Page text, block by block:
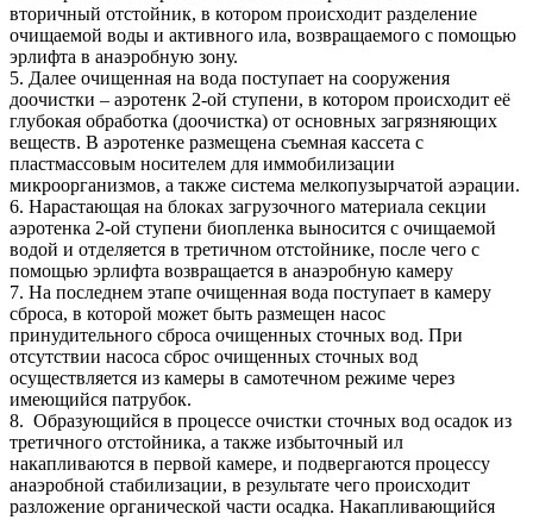
вторичный отстойник, в котором происходит разделение
очищаемой воды и активного ила, возвращаемого с помощью
эрлифта в анаэробную зону.
5. Далее очищенная на вода поступает на сооружения
доочистки – аэротенк 2-ой ступени, в котором происходит её
глубокая обработка (доочистка) от основных загрязняющих
веществ. В аэротенке размещена съемная кассета с
пластмассовым носителем для иммобилизации
микроорганизмов, а также система мелкопузырчатой аэрации.
6. Нарастающая на блоках загрузочного материала секции
аэротенка 2-ой ступени биопленка выносится с очищаемой
водой и отделяется в третичном отстойнике, после чего с
помощью эрлифта возвращается в анаэробную камеру
7. На последнем этапе очищенная вода поступает в камеру
сброса, в которой может быть размещен насос
принудительного сброса очищенных сточных вод. При
отсутствии насоса сброс очищенных сточных вод
осуществляется из камеры в самотечном режиме через
имеющийся патрубок.
8. Образующийся в процессе очистки сточных вод осадок из
третичного отстойника, а также избыточный ил
накапливаются в первой камере, и подвергаются процессу
анаэробной стабилизации, в результате чего происходит
разложение органической части осадка. Накапливающийся